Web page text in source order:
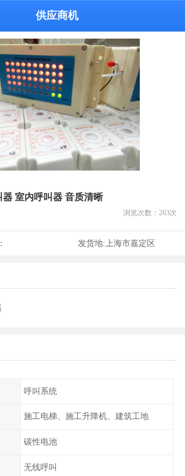
供应商机
室内呼叫器 音质清晰
浏览次数： 263次
发货地:上海市嘉定区
呼叫系统
施工电梯、施工升降机、建筑工地
碳性电池
无线呼叫